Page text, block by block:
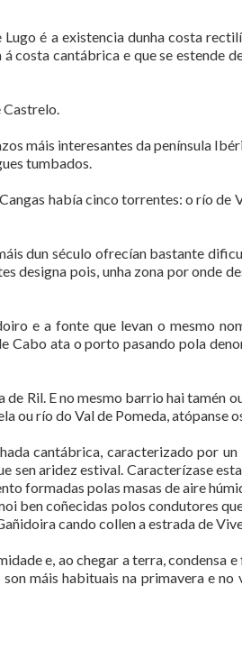
é a existencia dunha costa
costa cantábrica e que se estende
Castrelo.
máis interesantes da península
tumbados.
había cinco torrentes: o río
dun século ofrecían bastante
designa pois, unha zona por onde
e a fonte que levan o mesmo
ata o porto pasando pola
Ril. E no mesmo barrio hai tamén
ou río do Val de Pomeda, atópanse
cantábrica, caracterizado por
sen aridez estival. Caracterízase
formadas polas masas de aire
ben coñecidas polos condutores
cando collen a estrada de
e, ao chegar a terra, condensa
máis habituais na primavera e